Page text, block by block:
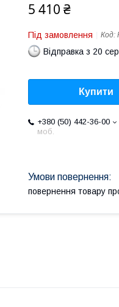
5 410 ₴
Під замовлення Код:
Відправка з 20
Купити
+380 (50) 442-36-00
моб.
повернення товару